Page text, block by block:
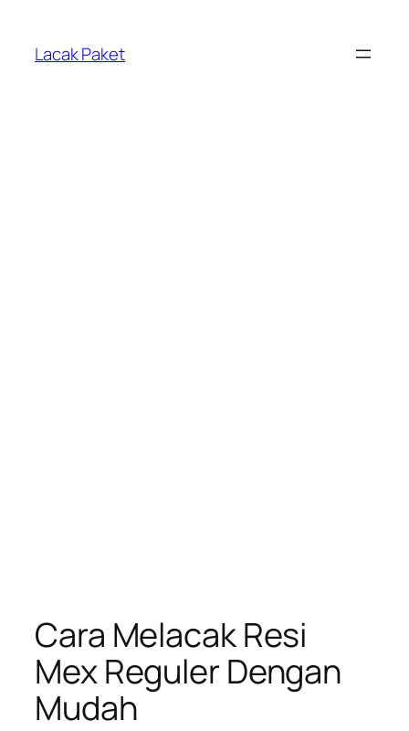
konten
Lacak Paket
Cara Melacak Resi
Mex Reguler Dengan
Mudah